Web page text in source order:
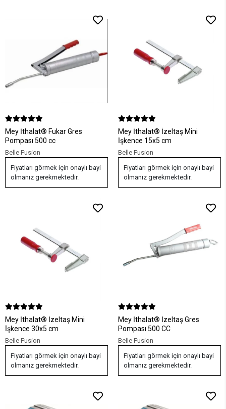
Mey İthalat® Fukar Gres
Pompası 500 cc
Belle Fusion
Fiyatları görmek için onaylı bayi
olmanız gerekmektedir.
Mey İthalat® İzeltaş Mini
İşkence 15x5 cm
Belle Fusion
Fiyatları görmek için onaylı bayi
olmanız gerekmektedir.
Mey İthalat® İzeltaş Mini
İşkence 30x5 cm
Belle Fusion
Fiyatları görmek için onaylı bayi
olmanız gerekmektedir.
Mey İthalat® İzeltaş Gres
Pompası 500 CC
Belle Fusion
Fiyatları görmek için onaylı bayi
olmanız gerekmektedir.